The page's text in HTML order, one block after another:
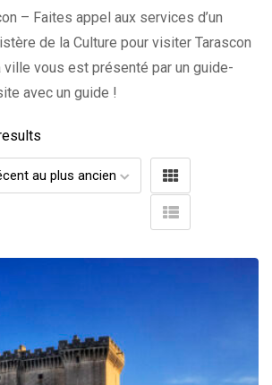
– Faites appel aux services d’un
de la Culture pour visiter Tarascon
vous est présenté par un guide-
avec un guide !